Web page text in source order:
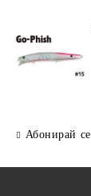
Абонирай се